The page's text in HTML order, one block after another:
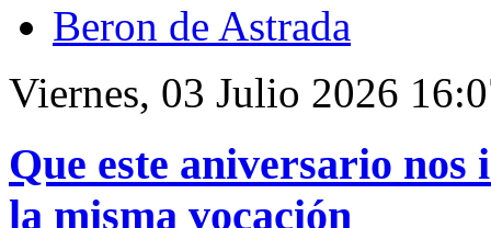
Beron de Astrada
Viernes, 03 Julio 2026
Que este aniversario
la misma vocación